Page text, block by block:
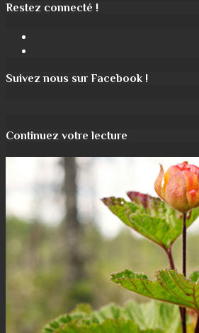
Restez connecté !
Suivez nous sur Facebook !
Continuez votre lecture